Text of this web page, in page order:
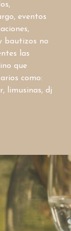
eventos
bautizos no
las
que
como:
limusinas, dj